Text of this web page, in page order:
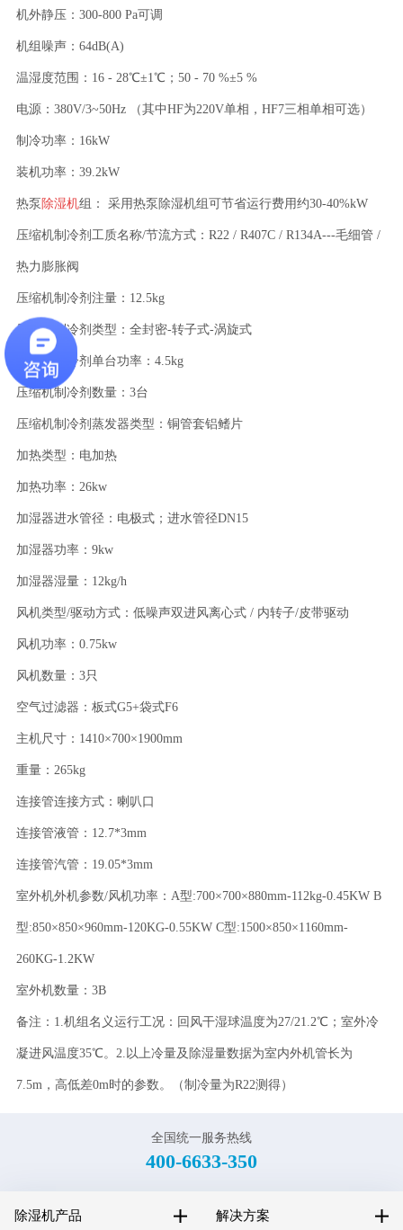
机外静压：300-800 Pa可调
机组噪声：64dB(A)
温湿度范围：16 - 28℃±1℃；50 - 70 %±5 %
电源：380V/3~50Hz （其中HF为220V单相，HF7三相单相可选）
制冷功率：16kW
装机功率：39.2kW
热泵 除湿机组： 采用热泵除湿机组可节省运行费用约30-40%kW
压缩机制冷剂工质名称/节流方式：R22 / R407C / R134A---毛细管 /
热力膨胀阀
压缩机制冷剂注量：12.5kg
压缩机制冷剂类型：全封密-转子式-涡旋式
压缩机制冷剂单台功率：4.5kg
压缩机制冷剂数量：3台
压缩机制冷剂蒸发器类型：铜管套铝鳍片
加热类型：电加热
加热功率：26kw
加湿器进水管径：电极式；进水管径DN15
加湿器功率：9kw
加湿器湿量：12kg/h
风机类型/驱动方式：低噪声双进风离心式 / 内转子/皮带驱动
风机功率：0.75kw
风机数量：3只
空气过滤器：板式G5+袋式F6
主机尺寸：1410×700×1900mm
重量：265kg
连接管连接方式：喇叭口
连接管液管：12.7*3mm
连接管汽管：19.05*3mm
室外机外机参数/风机功率：A型:700×700×880mm-112kg-0.45KW B
型:850×850×960mm-120KG-0.55KW C型:1500×850×1160mm-
260KG-1.2KW
室外机数量：3B
备注：1.机组名义运行工况：回风干湿球温度为27/21.2℃；室外冷
凝进风温度35℃。2.以上冷量及除湿量数据为室内外机管长为
7.5m，高低差0m时的参数。（制冷量为R22测得）
全国统一服务热线
400-6633-350
除湿机产品 解决方案